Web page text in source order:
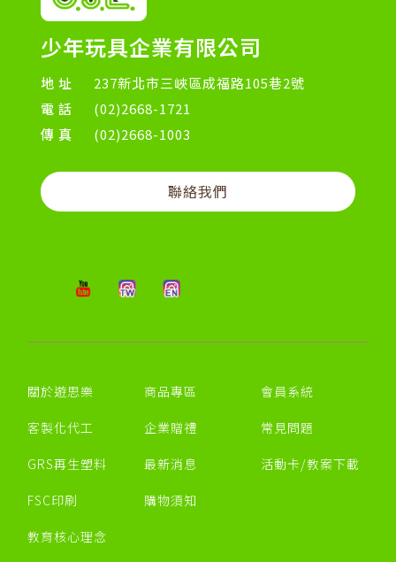
少年玩具企業有限公司
地址
237新北市三峽區成福路105巷2號
電話
(02)2668-1721
傳真
(02)2668-1003
聯絡我們
關於遊思樂
客製化代工
GRS再生塑料
FSC印刷
教育核心理念
商品專區
企業贈禮
最新消息
購物須知
會員系統
常見問題
活動卡/教案下載